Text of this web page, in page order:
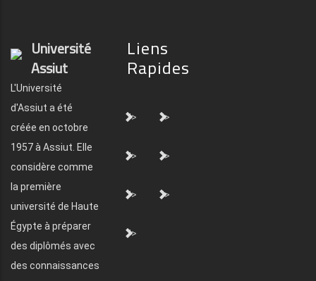
Université
Assiut
L'Université
d'Assiut a été
créée en octobre
1957 à Assiut. Elle
considère comme
la première
université de Haute
Égypte à préparer
des diplômés avec
des connaissances
Liens
Rapides
"> ">
"> ">
"> ">
">